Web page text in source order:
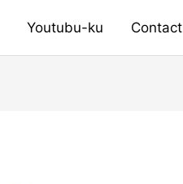
Youtubu-ku Contact